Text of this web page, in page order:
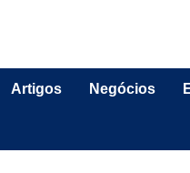
Artigos Negócios